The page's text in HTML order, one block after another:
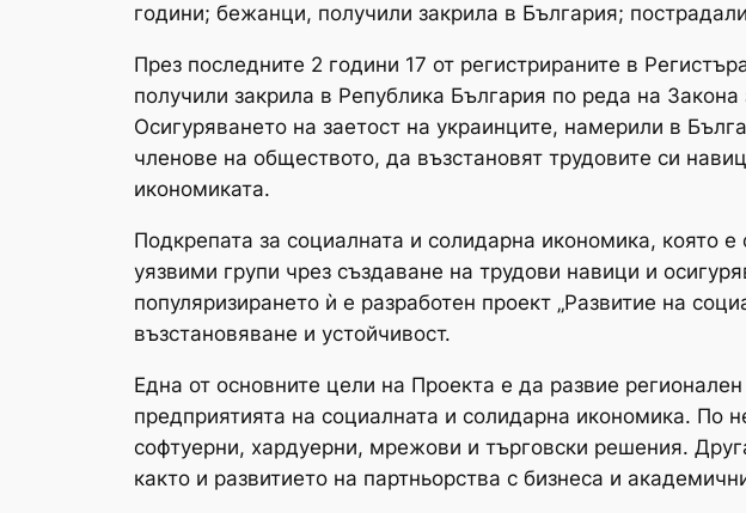
години; бежанци, получили закрила в България;
През последните 2 години 17 от регистрираните в
получили закрила в Република България по реда на
Осигуряването на заетост на украинците, намерили в
членове на обществото, да възстановят трудовите си
икономиката.
Подкрепата за социалната и солидарна икономика, която
уязвими групи чрез създаване на трудови навици и
популяризирането ѝ е разработен проект „Развитие на
възстановяване и устойчивост.
Една от основните цели на Проекта е да развие
предприятията на социалната и солидарна икономика. По
софтуерни, хардуерни, мрежови и търговски решения.
както и развитието на партньорства с бизнеса и